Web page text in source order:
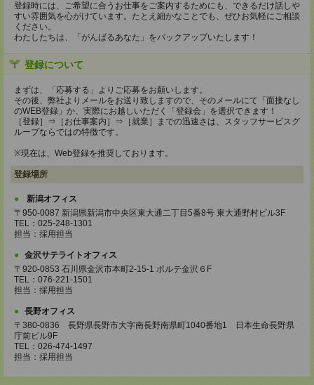
登録時には、ご希望に合うお仕事をご案内するためにも、できるだけ話しや
すい雰囲気を心がけています。たとえ細かなことでも、ぜひお気軽にご相談
ください。
わたしたちは、「がんばるあなた」をバックアップいたします！
登録について
まずは、「応募する」よりご応募をお願いします。
その後、弊社よりメールをお送り致しますので、そのメールにて「面接なし
のWEB登録」か、実際にお越しいただく「登録会」を選択できます！
［登録］⇒［お仕事案内］⇒［就業］までの迅速さは、スタッフサービスグ
ループならではの特徴です。
※現在は、Web登録を推奨しております。
登録場所
新潟オフィス
〒950-0087 新潟県新潟市中央区東大通二丁目5番8号 東大通野村ビル3F
TEL：025-248-1301
担当：採用担当
金沢サテライトオフィス
〒920-0853 石川県金沢市本町2-15-1 ポルテ金沢６F
TEL：076-221-1501
担当：採用担当
長野オフィス
〒380-0836 長野県長野市大字南長野南県町1040番地1 日本生命長野県
庁前ビル9F
TEL：026-474-1497
担当：採用担当